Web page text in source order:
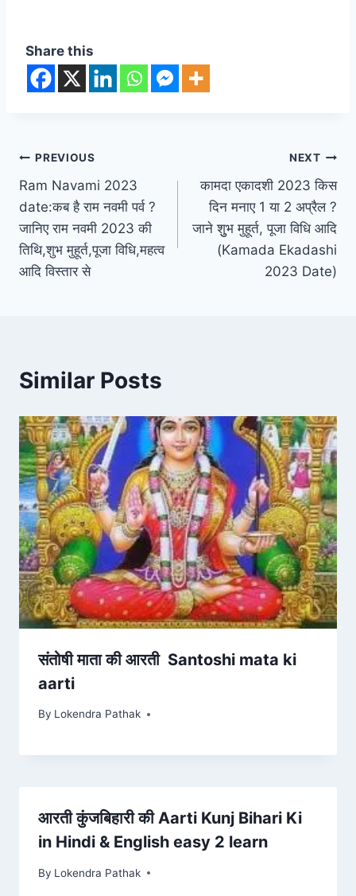
Share this
Post
navigation
PREVIOUS
Ram Navami 2023
date:कब है राम नवमी पर्व ?
जानिए राम नवमी 2023 की
तिथि,शुभ मुहूर्त,पूजा विधि,महत्व
आदि विस्तार से
NEXT
कामदा एकादशी 2023 किस
दिन मनाए 1 या 2 अप्रैल ?
जाने शुुभ मुहूर्त, पूजा विधि आदि
(Kamada Ekadashi
2023 Date)
Similar Posts
संतोषी माता की आरती Santoshi mata ki
aarti
By Lokendra Pathak
आरती कुंजबिहारी की Aarti Kunj Bihari Ki
in Hindi & English easy 2 learn
By Lokendra Pathak